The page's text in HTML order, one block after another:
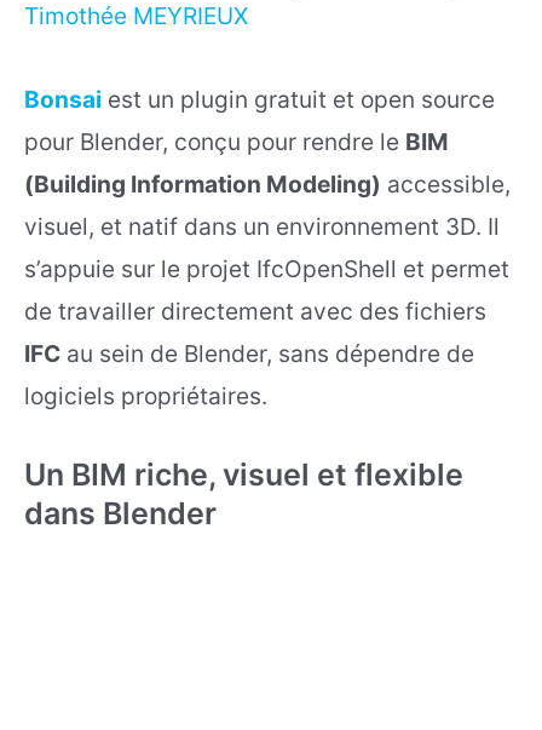
Timothée MEYRIEUX
Bonsai est un plugin gratuit et open source
pour Blender, conçu pour rendre le BIM
(Building Information Modeling) accessible,
visuel, et natif dans un environnement 3D. Il
s’appuie sur le projet IfcOpenShell et permet
de travailler directement avec des fichiers
IFC au sein de Blender, sans dépendre de
logiciels propriétaires.
Un BIM riche, visuel et flexible
dans Blender